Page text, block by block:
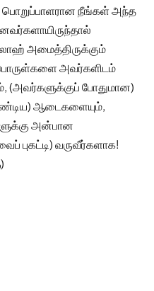
நீங்கள் அந்த
அமைத்திருக்கும்
அவர்களிடம்
(அவர்களுக்குப் போதுமான)
ஆடைகளையும்,
அன்பான
புகட்டி) வருவீர்களாக!
)